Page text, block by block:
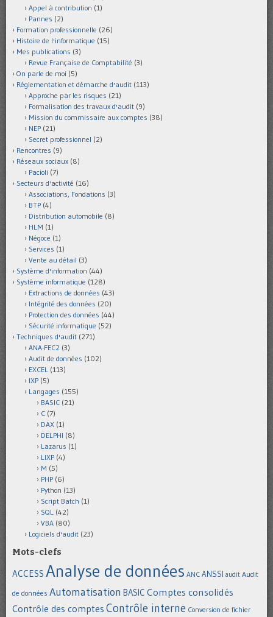
Appel à contribution (1)
Pannes (2)
Formation professionnelle (26)
Histoire de l'informatique (15)
Mes publications (3)
Revue Française de Comptabilité (3)
On parle de moi (5)
Réglementation et démarche d'audit (113)
Approche par les risques (21)
Formalisation des travaux d'audit (9)
Mission du commissaire aux comptes (38)
NEP (21)
Secret professionnel (2)
Rencontres (9)
Réseaux sociaux (8)
Pacioli (7)
Secteurs d'activité (16)
Associations, Fondations (3)
BTP (4)
Distribution automobile (8)
HLM (1)
Négoce (1)
Services (1)
Vente au détail (3)
Système d'information (44)
Système informatique (128)
Extractions de données (43)
Intégrité des données (20)
Protection des données (44)
Sécurité informatique (52)
Techniques d'audit (271)
ANA-FEC2 (3)
Audit de données (102)
EXCEL (113)
IXP (5)
Langages (155)
BASIC (21)
C (7)
DAX (1)
DELPHI (8)
Lazarus (1)
LIXP (4)
M (5)
PHP (6)
Python (13)
Script Batch (1)
SQL (42)
VBA (80)
Logiciels d'audit (23)
Mots-clefs
ACCESS Analyse de données ANC ANSSI audit Audit
de données Automatisation BASIC Comptes consolidés
Contrôle des comptes Contrôle interne Conversion de fichier